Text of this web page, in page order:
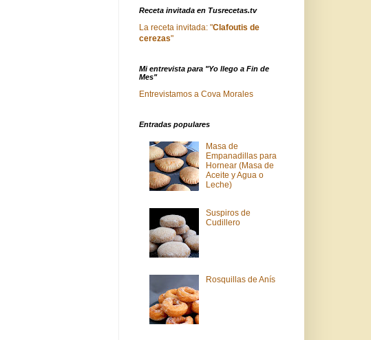
Receta invitada en Tusrecetas.tv
La receta invitada: "Clafoutis de
cerezas"
Mi entrevista para "Yo llego a Fin de
Mes"
Entrevistamos a Cova Morales
Entradas populares
Masa de
Empanadillas para
Hornear (Masa de
Aceite y Agua o
Leche)
Suspiros de
Cudillero
Rosquillas de Anís